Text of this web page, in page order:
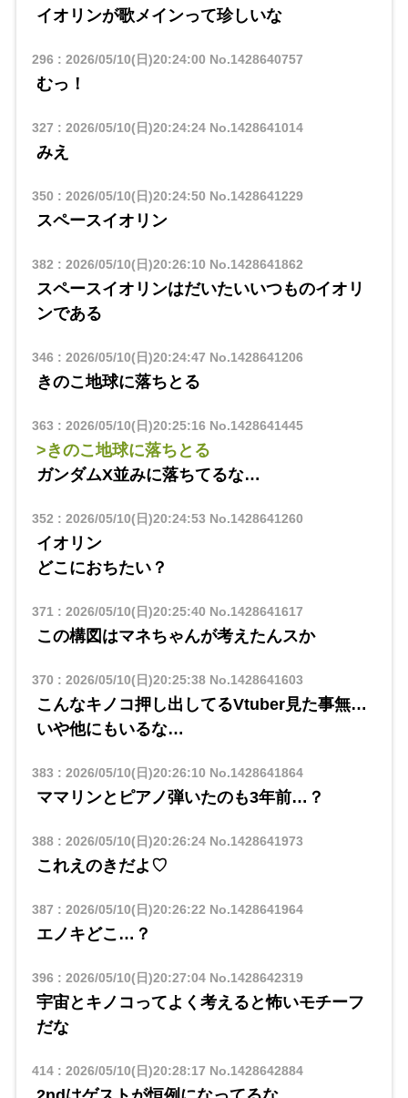
イオリンが歌メインって珍しいな
296 : 2026/05/10(日)20:24:00 No.1428640757
むっ！
327 : 2026/05/10(日)20:24:24No.1428641014
みえ
350 : 2026/05/10(日)20:24:50 No.1428641229
スペースイオリン
382 : 2026/05/10(日)20:26:10 No.1428641862
スペースイオリンはだいたいいつものイオリ
ンである
346 : 2026/05/10(日)20:24:47 No.1428641206
きのこ地球に落ちとる
363 : 2026/05/10(日)20:25:16 No.1428641445
>きのこ地球に落ちとる
ガンダムX並みに落ちてるな…
352 : 2026/05/10(日)20:24:53 No.1428641260
イオリン
どこにおちたい？
371 : 2026/05/10(日)20:25:40 No.1428641617
この構図はマネちゃんが考えたんスか
370 : 2026/05/10(日)20:25:38No.1428641603
こんなキノコ押し出してるVtuber見た事無…
いや他にもいるな…
383 : 2026/05/10(日)20:26:10 No.1428641864
ママリンとピアノ弾いたのも3年前…？
388: 2026/05/10(日)20:26:24No.1428641973
これえのきだよ♡
387 : 2026/05/10(日)20:26:22 No.1428641964
エノキどこ…？
396 : 2026/05/10(日)20:27:04No.1428642319
宇宙とキノコってよく考えると怖いモチーフ
だな
414: 2026/05/10(日)20:28:17 No.1428642884